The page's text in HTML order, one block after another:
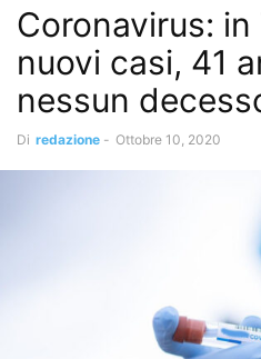
Coronavirus:
nuovi casi, 41
nessun
Di redazione - Ottobre 10, 2020